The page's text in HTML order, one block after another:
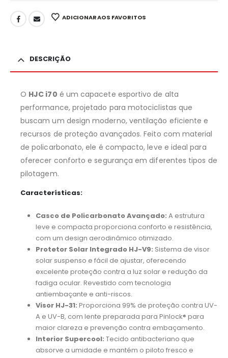
ADICIONAR AOS FAVORITOS
DESCRIÇÃO
O HJC i70 é um capacete esportivo de alta
performance, projetado para motociclistas que
buscam um design moderno, ventilação eficiente e
recursos de proteção avançados. Feito com material
de policarbonato, ele é compacto, leve e ideal para
oferecer conforto e segurança em diferentes tipos de
pilotagem.
Características:
Casco de Policarbonato Avançado: A estrutura
leve e compacta proporciona conforto e resistência,
com um design aerodinâmico otimizado.
Protetor Solar Integrado HJ-V9: Sistema de visor
solar suspenso e fácil de ajustar, oferecendo
excelente proteção contra a luz solar e redução da
fadiga ocular. Revestido com tecnologia
antiembaçante e anti-riscos.
Visor HJ-31: Proporciona 99% de proteção contra UV-
A e UV-B, com lente preparada para Pinlock® para
maior clareza e prevenção contra embaçamento.
Interior Supercool: Tecido antibacteriano que
absorve a umidade e mantém o piloto fresco e